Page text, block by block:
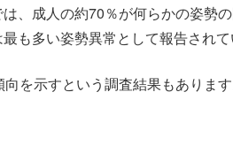
、成人の約70％が何らかの姿勢
も多い姿勢異常として報告されて
を示すという調査結果もあります